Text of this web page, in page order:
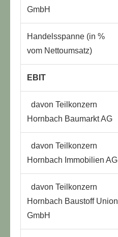
GmbH
Handelsspanne (in %
vom Nettoumsatz)
EBIT
davon Teilkonzern
Hornbach Baumarkt AG
davon Teilkonzern
Hornbach Immobilien AG
davon Teilkonzern
Hornbach Baustoff Union
GmbH